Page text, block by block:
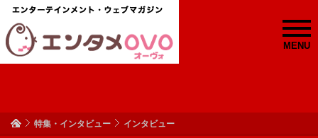
MENU
特集・インタビュー インタビュー